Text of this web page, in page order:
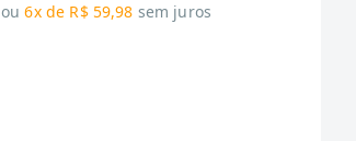
ou 6x de R$ 59,98 sem juros